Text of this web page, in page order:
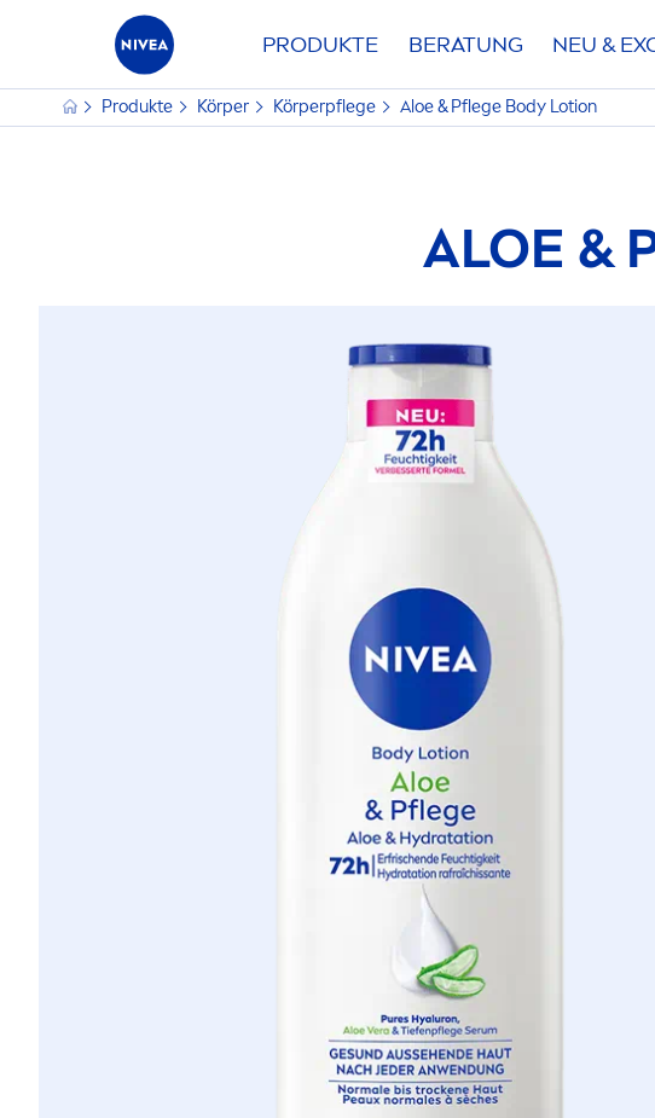
PRODUKTE BERATUNG NEU &
Produkte Körper Körperpflege Aloe & Pflege Body Lotion
ALOE &